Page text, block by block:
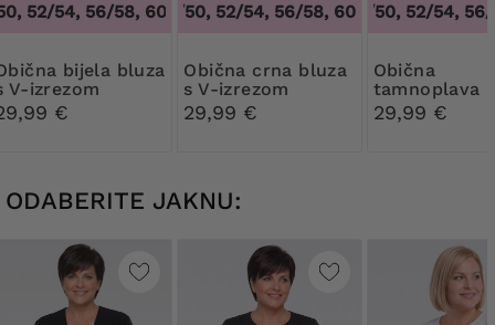
52/54, 56/58, 60/62,48/50, 52/54, 56/58, 60/62
bluza
V-izrezom
€
48/50, 52/54, 56/58, 60/62,48/50, 52/
Obična crna bluza
s V-izrezom
29,99 €
48/50, 52/54, 56/
Obična
tamnoplava
s V-izrezom
29,99 €
ODABERITE JAKNU: